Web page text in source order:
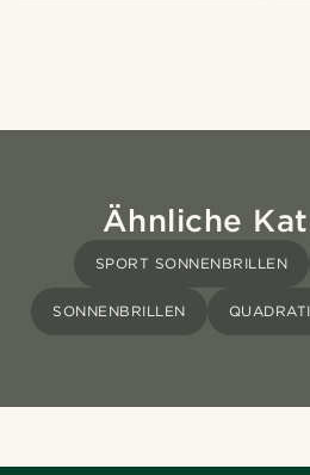
Ähnliche
SPORT SONNENBRILLEN
SONNENBRILLEN